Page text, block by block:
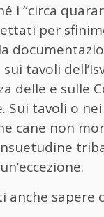
i “circa
per
tavoli
delle e sulle
Sui tavoli o
cane non
anche sapere